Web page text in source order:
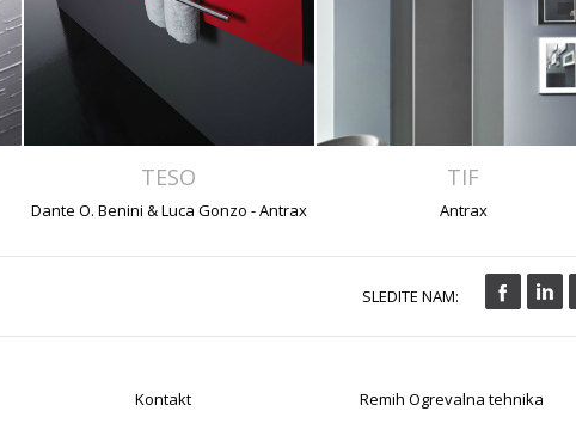
TESO
Dante O. Benini & Luca Gonzo - Antrax
TIF
Antrax
SLEDITE NAM:
Kontakt Remih Ogrevalna tehnika